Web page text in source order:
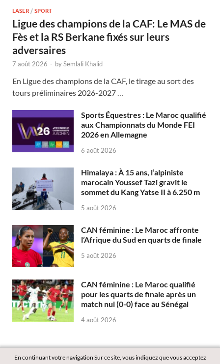
LASER / SPORT
Ligue des champions de la CAF: Le MAS de
Fès et la RS Berkane fixés sur leurs
adversaires
7 août 2026 - bySemlali Khalid
En Ligue des champions de la CAF, le tirage au sort des
tours préliminaires 2026-2027 …
Sports Équestres : Le Maroc qualifié
aux Championnats du Monde FEI
2026 en Allemagne
6 août 2026
Himalaya : À 15 ans, l’alpiniste
marocain Youssef Tazi gravit le
sommet du Kang Yatse II à 6.250 m
5 août 2026
CAN féminine : Le Maroc affronte
l’Afrique du Sud en quarts de finale
5 août 2026
CAN féminine : Le Maroc qualifié
pour les quarts de finale après un
match nul (0-0) face au Sénégal
4 août 2026
En continuant votre navigation Sur ce site, vous indiquez que vous acceptez